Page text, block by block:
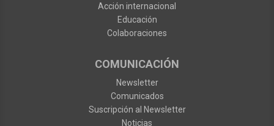
Acción internacional
Educación
Colaboraciones
COMUNICACIÓN
Newsletter
Comunicados
Suscripción al Newsletter
Noticias